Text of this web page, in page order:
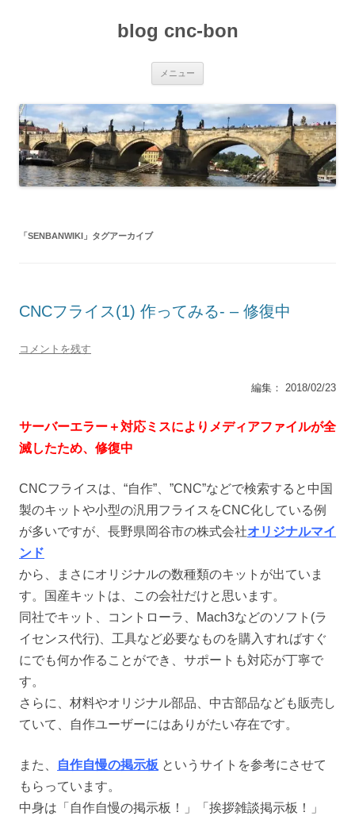
プ
blog cnc-bon
メニュー
「 SENBANWIKI 」タグアーカイブ
CNCフライス(1) 作ってみる- – 修復中
コメントを残す
編集： 2018/02/23
サーバーエラー＋対応ミスによりメディアファイルが全
滅したため、修復中
CNCフライスは、 “自作”、”CNC”などで検索すると中国
製のキットや小型の汎用フライスをCNC化している例
が多いですが、長野県岡谷市の株式会社オリジナルマイ
ンド
から、まさにオリジナルの数種類のキットが出ていま
す。国産キットは、この会社だけと思います。
同社でキット、コントローラ、Mach3などのソフト(ラ
イセンス代行)、工具など必要なものを購入すればすぐ
にでも何か作ることができ、サポートも対応が丁寧で
す。
さらに、材料やオリジナル部品、中古部品なども販売し
ていて、自作ユーザーにはありがたい存在です。
また、 自作自慢の掲示板 というサイトを参考にさせて
もらっています。
中身は「自作自慢の掲示板！」「挨拶雑談掲示板！」